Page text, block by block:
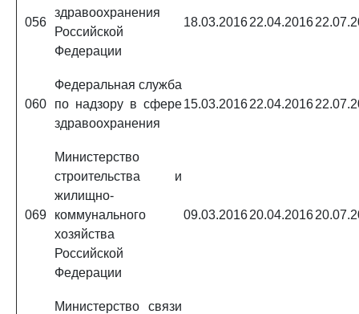
056
здравоохранения
Российской
Федерации
18.03.201622.04.2016
060
Федеральная служба
по надзору в сфере
здравоохранения
15.03.201622.04.2016
069
Министерство
строительства и
жилищно-
коммунального
хозяйства
Российской
Федерации
09.03.201620.04.2016
Министерство связи